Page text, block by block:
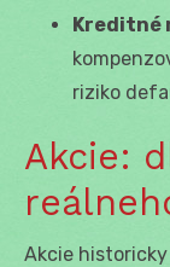
Kreditné
riziko
Akcie:
Akcie